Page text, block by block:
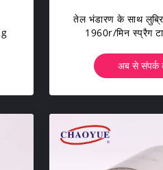
तेल भंडारण के साथ
1960r/मिन स्प्रैग
अब से संपर्क